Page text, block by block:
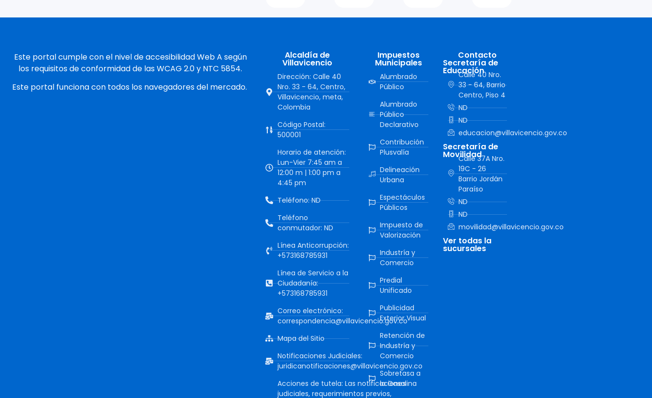
Este portal cumple con el nivel de accesibilidad Web A según
los requisitos de conformidad de las WCAG 2.0 y NTC 5854.
Este portal funciona con todos los navegadores del mercado.
Alcaldía de
Villavicencio
Dirección: Calle 40
Nro. 33 - 64, Centro,
Villavicencio, meta,
Colombia
Código Postal:
500001
Horario de atención:
Lun-Vier 7:45 am a
12:00 m | 1:00 pm a
4:45 pm
Teléfono: ND
Teléfono
conmutador: ND
Línea Anticorrupción:
+573168785931
Línea de Servicio a la
Ciudadanía:
+573168785931
Correo electrónico:
correspondencia@villavicencio.gov.co
Mapa del Sitio
Notificaciones Judiciales:
juridicanotificaciones@villavicencio.gov.co
Acciones de tutela: Las notificaciones
judiciales, requerimientos previos,
Impuestos
Municipales
Alumbrado
Público
Alumbrado
Público
Declarativo
Contribución
Plusvalía
Delineación
Urbana
Espectáculos
Públicos
Impuesto de
Valorización
Industría y
Comercio
Predial
Unificado
Publicidad
Exterior Visual
Retención de
Industría y
Comercio
Sobretasa a
la Gasolina
Contacto
Secretaría de
Educación
Calle 40 Nro.
33 - 64, Barrio
Centro, Piso 4
ND
ND
educacion@villavicencio.gov.co
Secretaría de
Movilidad
Calle 37A Nro.
19C - 26
Barrio Jordán
Paraíso
ND
ND
movilidad@villavicencio.gov.co
Ver todas la
sucursales